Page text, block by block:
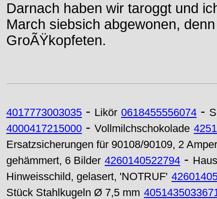
Darnach haben wir taroggt und
March siebsich abgewonen,
GroÃŸkopfeten.
4017773003035 - Likör 0618455556074 -
4000417215000 - Vollmilchschokolade
Ersatzsicherungen für 90108/90109, 2
gehämmert, 6 Bilder 4260140522794 -
Hinweisschild, gelasert, 'NOTRUF'
Stück Stahlkugeln Ø 7,5 mm